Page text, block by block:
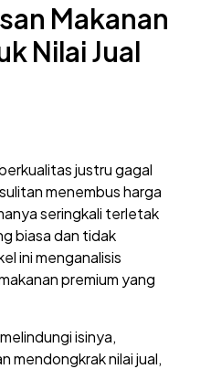
Makanan
Nilai Jual
justru gagal
menembus harga
seringkali terletak
biasa dan tidak
ini menganalisis
premium yang
isinya,
mendongkrak nilai jual,